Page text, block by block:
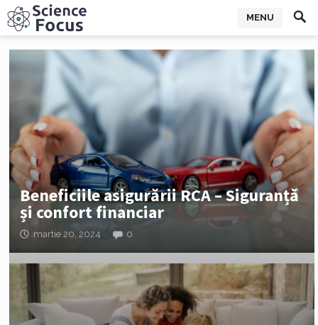
MENU
Beneficiile asigurării RCA – Siguranță
și confort financiar
martie 20, 2024 0